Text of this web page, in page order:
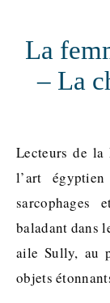
La
– La
Lecteurs de la Péniche, laissez-moi vous prouver que
l’art
sarcophages
baladant dans
aile Sully, au
objets